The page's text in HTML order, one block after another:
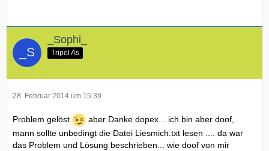
_Sophi_
Tripel As
28. Februar 2014 um 15:39
Problem gelöst
aber Danke dopex... ich bin aber doof,
mann sollte unbedingt die Datei Liesmich.txt lesen .... da war
das Problem und Lösung beschrieben... wie doof von mir